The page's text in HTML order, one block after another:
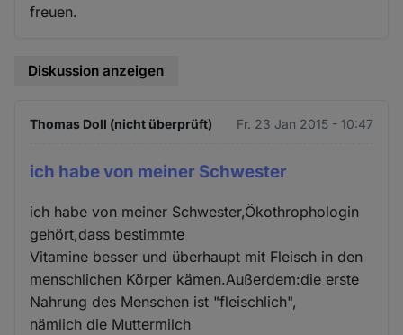
freuen.
Diskussion anzeigen
Thomas Doll (nicht überprüft) Fr. 23 Jan 2015 - 10:47
ich habe von meiner Schwester
ich habe von meiner Schwester,Ökothrophologin
gehört,dass bestimmte
Vitamine besser und überhaupt mit Fleisch in den
menschlichen Körper kämen.Außerdem:die erste
Nahrung des Menschen ist "fleischlich",
nämlich die Muttermilch